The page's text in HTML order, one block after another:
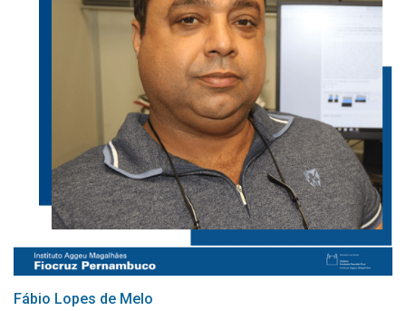
Fábio Lopes de Melo